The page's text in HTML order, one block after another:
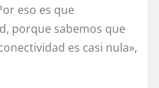
eso es que
porque sabemos que
es casi nula»,